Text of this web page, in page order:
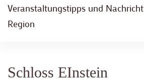
Veranstaltungstipps und
Region
Schloss EInstein